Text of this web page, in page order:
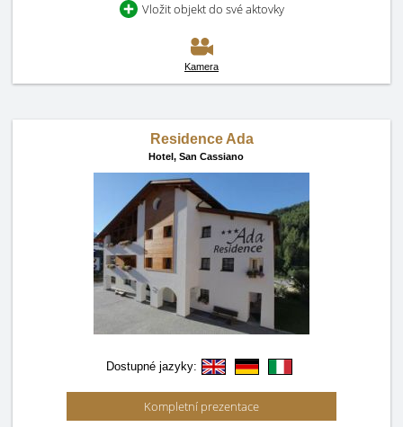
Vložit objekt do své aktovky
Kamera
Residence Ada
Hotel, San Cassiano
Dostupné jazyky:
Kompletní prezentace